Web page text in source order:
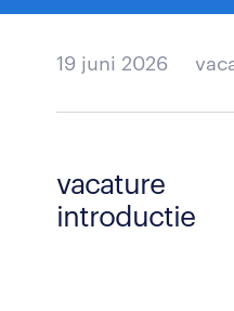
19 juni 2026
vacature
introductie